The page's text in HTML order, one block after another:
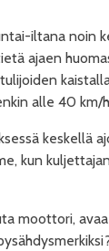
iltana noin
ajaen
alle 40 km/
keskellä
kun
moottori,